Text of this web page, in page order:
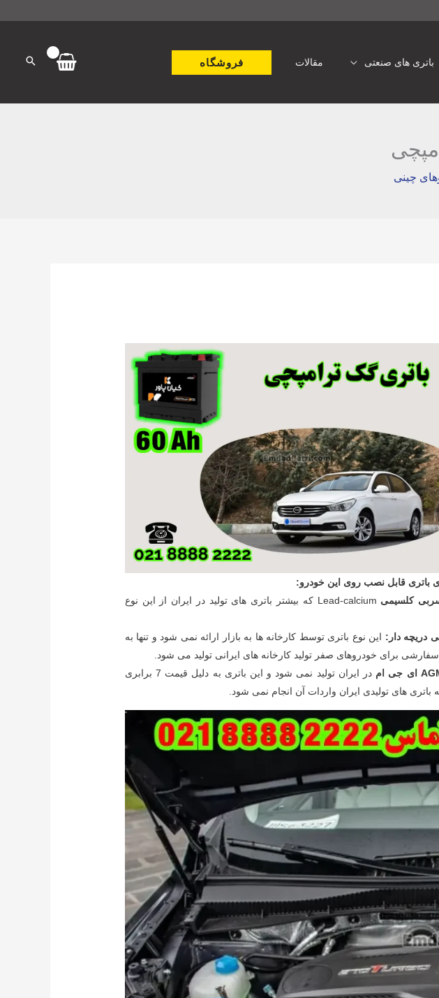
باتری های صنعتی مقالات فروشگاه
چینی
باتری قابل نصب روی این خودرو:
کلسیمی
Lead-calcium که بیشتر باتری های تولید در ایران از این نوع
دریچه دار: این نوع باتری توسط کارخانه ها به بازار ارائه نمی شود و تنها به
برای خودروهای صفر تولید کارخانه های ایرانی تولید می شود.
در ایران تولید نمی شود و این باتری به دلیل قیمت 7 برابری
باتری های تولیدی ایران واردات آن انجام نمی شود.